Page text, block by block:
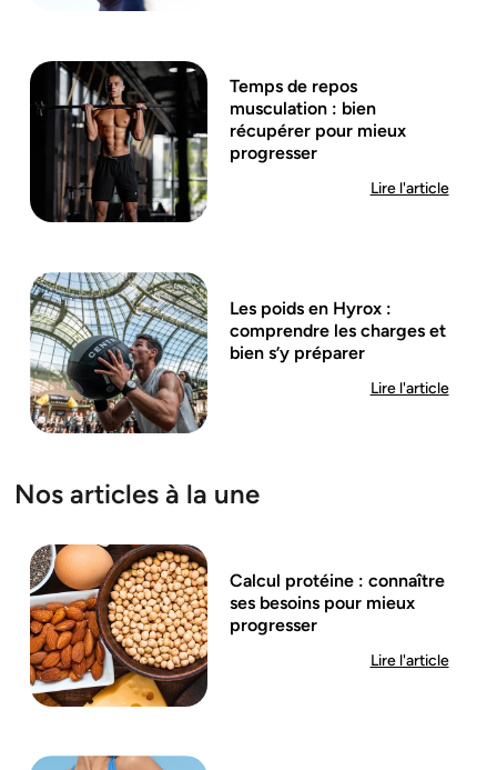
Temps de repos
musculation : bien
récupérer pour mieux
progresser
Lire l'article
Les poids en Hyrox :
comprendre les charges et
bien s’y préparer
Lire l'article
Nos articles à la une
Calcul protéine : connaître
ses besoins pour mieux
progresser
Lire l'article